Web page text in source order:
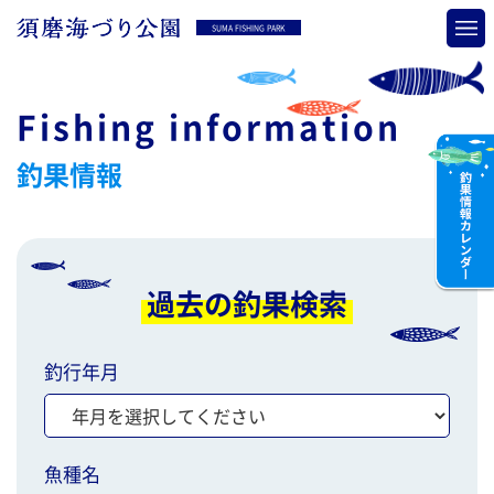
SUMA FISHING PARK
Fishing information
釣果情報
過去の釣果検索
釣行年月
魚種名